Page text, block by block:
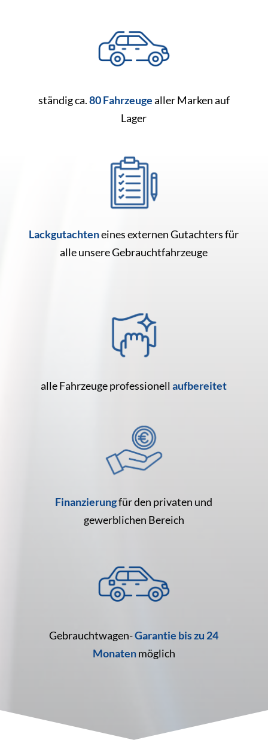
ständig ca.80 Fahrzeugealler Marken auf
Lager
Lackgutachteneines externen Gutachters für
alle unsere Gebrauchtfahrzeuge
alle Fahrzeuge professionellaufbereitet
Finanzierungfür den privaten und
gewerblichen Bereich
Gebrauchtwagen-Garantie bis zu 24
Monatenmöglich